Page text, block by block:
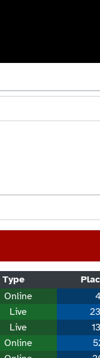
Type
Online
Live
Live
Online